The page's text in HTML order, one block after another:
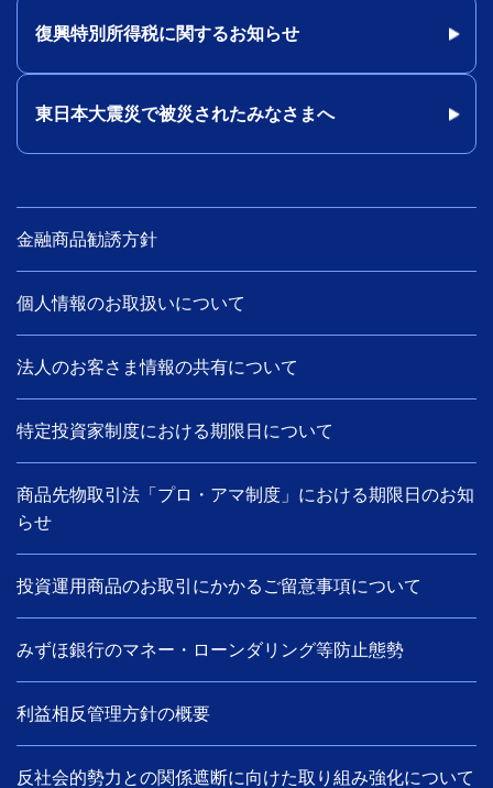
復興特別所得税に関するお知らせ
東日本大震災で被災されたみなさまへ
金融商品勧誘方針
個人情報のお取扱いについて
法人のお客さま情報の共有について
特定投資家制度における期限日について
商品先物取引法「プロ・アマ制度」における期限日のお知
らせ
投資運用商品のお取引にかかるご留意事項について
みずほ銀行のマネー・ローンダリング等防止態勢
利益相反管理方針の概要
反社会的勢力との関係遮断に向けた取り組み強化について